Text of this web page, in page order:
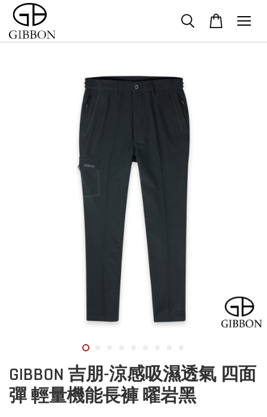
GIBBON 吉朋-涼感吸濕透氣 四面
彈 輕量機能長褲 曜岩黑